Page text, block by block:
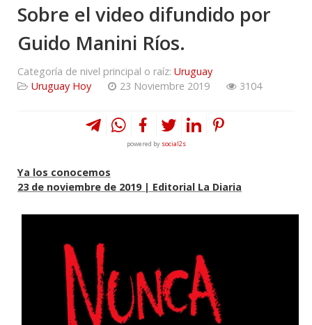
Sobre el video difundido por
Guido Manini Ríos.
Categoría de nivel principal o raíz: Uruguay
Uruguay Hoy
23 Noviembre 2019 3104
powered by social2s
Ya los conocemos
23 de noviembre de 2019 | Editorial La Diaria